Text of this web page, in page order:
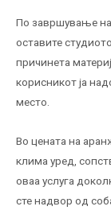
По завршување
оставите
причинета
корисникот ја
место.
Во цената на
клима уред,
оваа услуга
сте надвор од